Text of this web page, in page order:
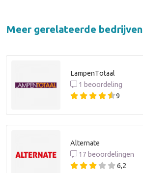
Meer gerelateerde bedrijven
LampenTotaal
1 beoordeling
9
Alternate
17 beoordelingen
6,2